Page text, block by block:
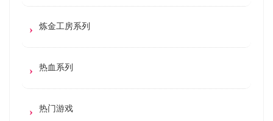
炼金工房系列
热血系列
热门游戏